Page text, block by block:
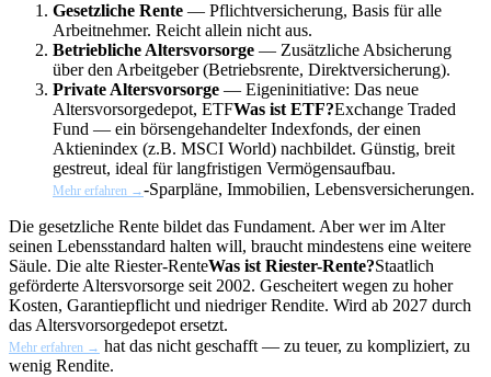
Gesetzliche Rente — Pflichtversicherung, Basis für alle
Arbeitnehmer. Reicht allein nicht aus.
Betriebliche Altersvorsorge — Zusätzliche Absicherung
über den Arbeitgeber (Betriebsrente, Direktversicherung).
Private Altersvorsorge — Eigeninitiative: Das neue
Altersvorsorgedepot, ETFWas ist ETF?Exchange Traded
Fund — ein börsengehandelter Indexfonds, der einen
Aktienindex (z.B. MSCI World) nachbildet. Günstig, breit
gestreut, ideal für langfristigen Vermögensaufbau.
Mehr erfahren →-Sparpläne, Immobilien, Lebensversicherungen.
Die gesetzliche Rente bildet das Fundament. Aber wer im Alter
seinen Lebensstandard halten will, braucht mindestens eine weitere
Säule. Die alte Riester-RenteWas ist Riester-Rente?Staatlich
geförderte Altersvorsorge seit 2002. Gescheitert wegen zu hoher
Kosten, Garantiepflicht und niedriger Rendite. Wird ab 2027 durch
das Altersvorsorgedepot ersetzt.
Mehr erfahren → hat das nicht geschafft — zu teuer, zu kompliziert, zu
wenig Rendite.